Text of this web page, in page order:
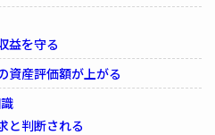
益を守る
資産評価額が上がる
と判断される